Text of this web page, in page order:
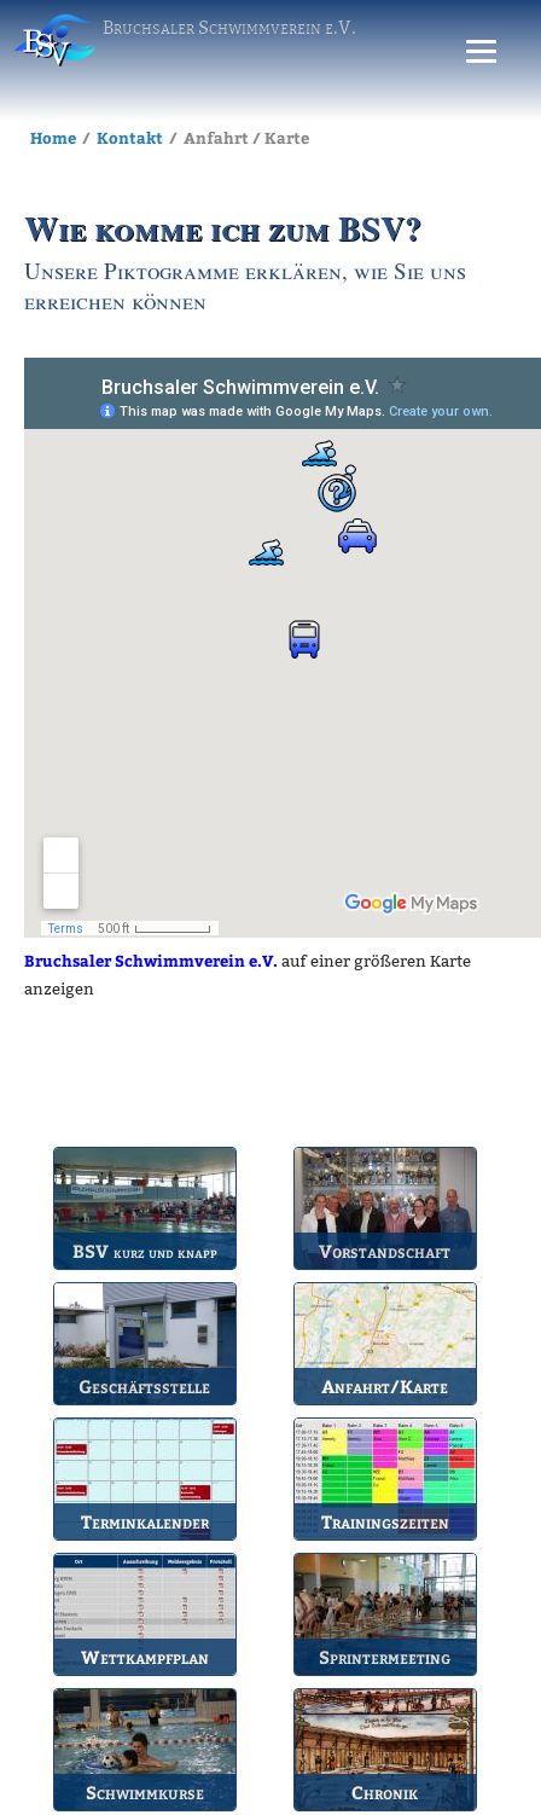
Bruchsaler Schwimmverein e.V.
Home Kontakt Anfahrt / Karte
Wie komme ich zum BSV?
Unsere Piktogramme erklären, wie Sie uns
erreichen können
Bruchsaler Schwimmverein e.V. auf einer größeren Karte
anzeigen
BSV kurz und knapp
Die wichtigsten Infos
zum BSV.
Vorstandschaft
Unsere amtierende
Vorstandschaft.
Geschäftsstelle
Anlaufstelle für alle
Anfahrt/Karte
So können Sie uns
erreichen.
Terminkalender
Die Termine des BSV.
Trainingszeiten
Bahnbelegungen der
Gruppen.
Wettkampfplan
Übersicht der aktuellen
Wettkämpfe.
Sprintermeeting
Jährlicher Wettkampf
des BSV.
Schwimmkurse Chronik